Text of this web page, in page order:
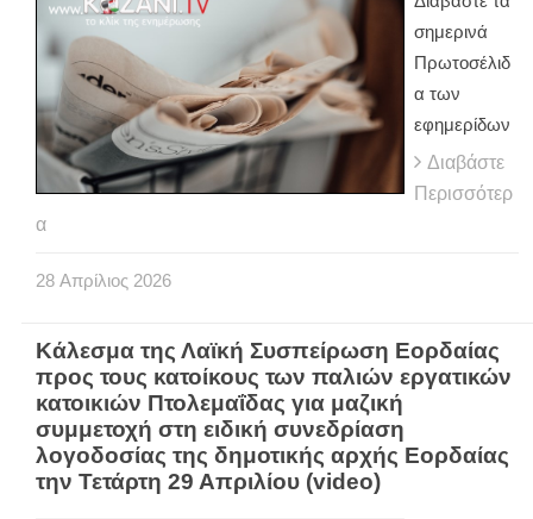
σημερινά
Πρωτοσέλιδ
α των
εφημερίδων
Διαβάστε
Περισσότερ
α
28 Απρίλιος 2026
Κάλεσμα της Λαϊκή Συσπείρωση Εορδαίας
προς τους κατοίκους των παλιών εργατικών
κατοικιών Πτολεμαΐδας για μαζική
συμμετοχή στη ειδική συνεδρίαση
λογοδοσίας της δημοτικής αρχής Εορδαίας
την Τετάρτη 29 Απριλίου (video)